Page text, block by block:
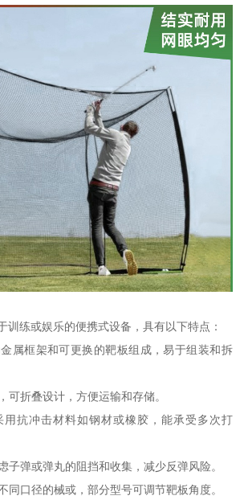
训练或娱乐的便携式设备，具有以下特点：
属框架和可更换的靶板组成，易于组装和拆
可折叠设计，方便运输和存储。
用抗冲击材料如钢材或橡胶，能承受多次打
子弹或弹丸的阻挡和收集，减少反弹风险。
同口径的械或，部分型号可调节靶板角度。